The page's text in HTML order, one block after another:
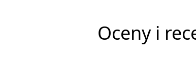
Oceny i